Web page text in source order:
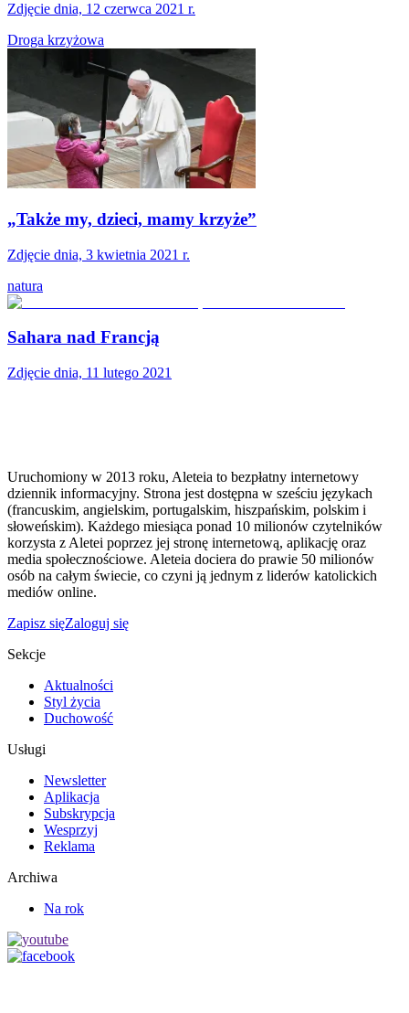
Zdjęcie dnia, 12 czerwca 2021 r.
Droga krzyżowa
„Także my, dzieci, mamy krzyże”
Zdjęcie dnia, 3 kwietnia 2021 r.
natura
Sahara nad Francją
Zdjęcie dnia, 11 lutego 2021
Uruchomiony w 2013 roku, Aleteia to bezpłatny internetowy
dziennik informacyjny. Strona jest dostępna w sześciu językach
(francuskim, angielskim, portugalskim, hiszpańskim, polskim i
słoweńskim). Każdego miesiąca ponad 10 milionów czytelników
korzysta z Aletei poprzez jej stronę internetową, aplikację oraz
media społecznościowe. Aleteia dociera do prawie 50 milionów
osób na całym świecie, co czyni ją jednym z liderów katolickich
mediów online.
Zapisz sięZaloguj się
Sekcje
Aktualności
Styl życia
Duchowość
Usługi
Newsletter
Aplikacja
Subskrypcja
Wesprzyj
Reklama
Archiwa
Na rok